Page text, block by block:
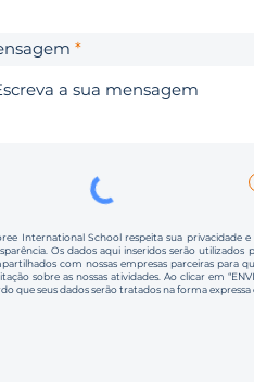
International School respeita sua privacidade
Os dados aqui inseridos serão utilizados
com nossas empresas parceiras para
sobre as nossas atividades. Ao clicar em
que seus dados serão tratados na forma expressa